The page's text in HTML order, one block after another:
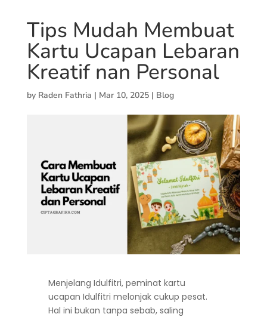
Tips Mudah Membuat
Kartu Ucapan Lebaran
Kreatif nan Personal
by Raden Fathria | Mar 10, 2025| Blog
Menjelang Idulfitri, peminat kartu
ucapan Idulfitri melonjak cukup pesat.
Hal ini bukan tanpa sebab, saling